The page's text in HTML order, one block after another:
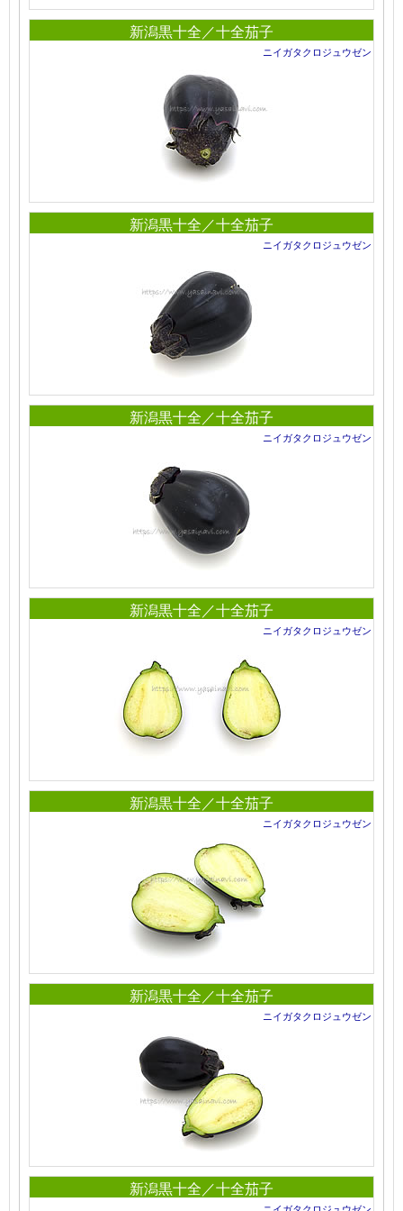
新潟黒十全／十全茄子
ニイガタクロジュウゼン
新潟黒十全／十全茄子
ニイガタクロジュウゼン
新潟黒十全／十全茄子
ニイガタクロジュウゼン
新潟黒十全／十全茄子
ニイガタクロジュウゼン
新潟黒十全／十全茄子
ニイガタクロジュウゼン
新潟黒十全／十全茄子
ニイガタクロジュウゼン
新潟黒十全／十全茄子